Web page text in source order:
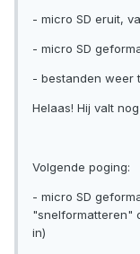
- micro SD eruit,
- micro SD
- bestanden weer
Helaas! Hij valt
Volgende poging:
- micro SD
"snelformatteren"
in)